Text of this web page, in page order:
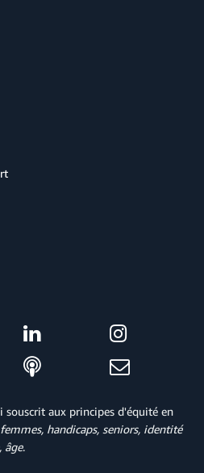
aux principes d'équité en
handicaps, seniors, identité
âge.